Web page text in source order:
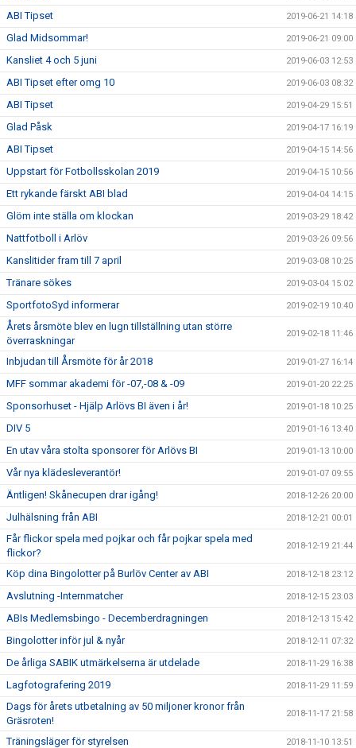
ABI Tipset 2019-06-21 14:18
Glad Midsommar! 2019-06-21 09:00
Kansliet 4 och 5 juni 2019-06-03 12:53
ABI Tipset efter omg 10 2019-06-03 08:32
ABI Tipset 2019-04-29 15:51
Glad Påsk 2019-04-17 16:19
ABI Tipset 2019-04-15 14:56
Uppstart för Fotbollsskolan 2019 2019-04-15 10:56
Ett rykande färskt ABI blad 2019-04-04 14:15
Glöm inte ställa om klockan 2019-03-29 18:42
Nattfotboll i Arlöv 2019-03-26 09:56
Kanslitider fram till 7 april 2019-03-08 10:25
Tränare sökes 2019-03-04 15:02
SportfotoSyd informerar 2019-02-19 10:40
Årets årsmöte blev en lugn tillställning utan större
överraskningar
2019-02-18 11:46
Inbjudan till Årsmöte för år 2018 2019-01-27 16:14
MFF sommar akademi för -07,-08 & -09 2019-01-20 22:25
Sponsorhuset - Hjälp Arlövs BI även i år! 2019-01-18 10:25
DIV 5 2019-01-16 13:40
En utav våra stolta sponsorer för Arlövs BI 2019-01-13 10:00
Vår nya klädesleverantör! 2019-01-07 09:55
Äntligen! Skånecupen drar igång! 2018-12-26 20:00
Julhälsning från ABI 2018-12-21 00:01
Får flickor spela med pojkar och får pojkar spela med
flickor?
2018-12-19 21:44
Köp dina Bingolotter på Burlöv Center av ABI 2018-12-18 23:12
Avslutning -Internmatcher 2018-12-15 23:03
ABIs Medlemsbingo - Decemberdragningen 2018-12-13 15:42
Bingolotter inför jul & nyår 2018-12-11 07:32
De årliga SABIK utmärkelserna är utdelade 2018-11-29 16:38
Lagfotografering 2019 2018-11-29 11:59
Dags för årets utbetalning av 50 miljoner kronor från
Gräsroten!
2018-11-17 21:58
Träningsläger för styrelsen 2018-11-10 13:51